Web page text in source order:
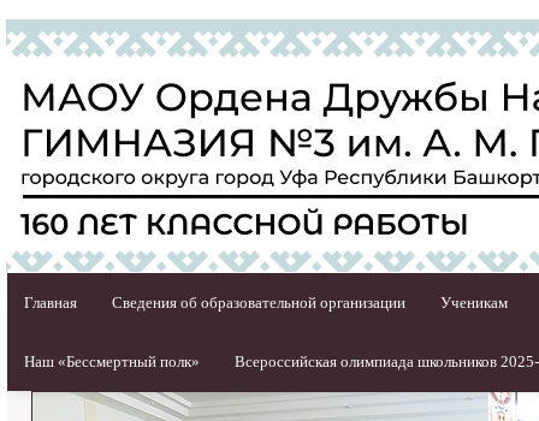
Главная Сведения об образовательной организации Ученикам
Наш «Бессмертный полк» Всероссийская олимпиада школьников